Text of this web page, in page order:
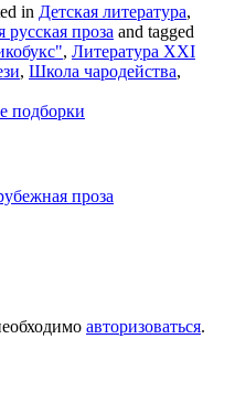
in Детская литература,
проза and tagged
, Литература XXI
, Школа чародейства,
подборки
проза
авторизоваться.